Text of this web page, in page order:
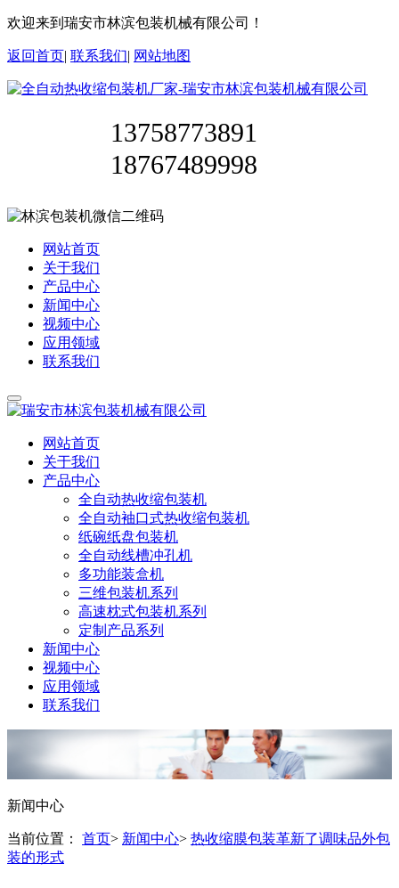
欢迎来到瑞安市林滨包装机械有限公司！
返回首页| 联系我们| 网站地图
13758773891
18767489998
网站首页
关于我们
产品中心
新闻中心
视频中心
应用领域
联系我们
网站首页
关于我们
产品中心
全自动热收缩包装机
全自动袖口式热收缩包装机
纸碗纸盘包装机
全自动线槽冲孔机
多功能装盒机
三维包装机系列
高速枕式包装机系列
定制产品系列
新闻中心
视频中心
应用领域
联系我们
新闻中心
当前位置： 首页> 新闻中心> 热收缩膜包装革新了调味品外包
装的形式